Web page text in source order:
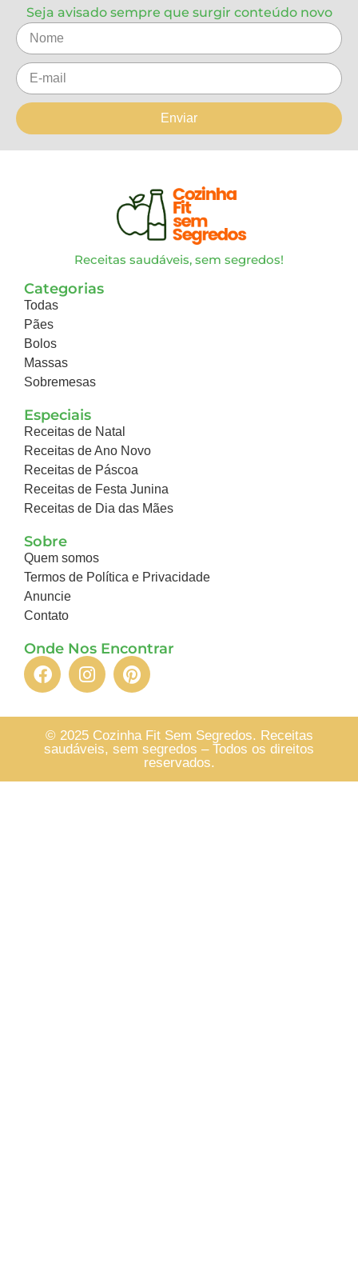
Seja avisado sempre que surgir conteúdo novo
Enviar
Receitas saudáveis, sem segredos!
Categorias
Todas
Pães
Bolos
Massas
Sobremesas
Especiais
Receitas de Natal
Receitas de Ano Novo
Receitas de Páscoa
Receitas de Festa Junina
Receitas de Dia das Mães
Sobre
Quem somos
Termos de Política e Privacidade
Anuncie
Contato
Onde Nos Encontrar
© 2025 Cozinha Fit Sem Segredos. Receitas
saudáveis, sem segredos – Todos os direitos
reservados.